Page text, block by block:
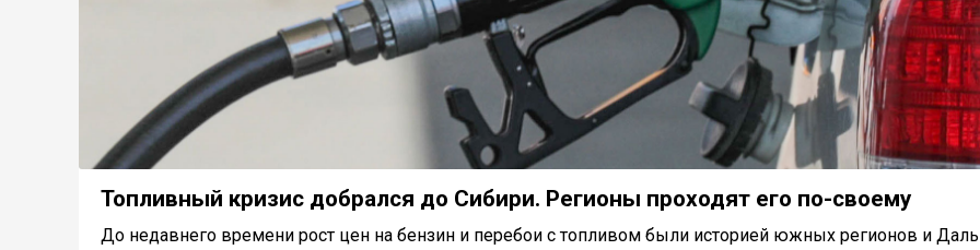
Топливный кризис добрался до Сибири. Регионы проходят его по-своему
До недавнего времени рост цен на бензин и перебои с топливом были историей южных регионов и